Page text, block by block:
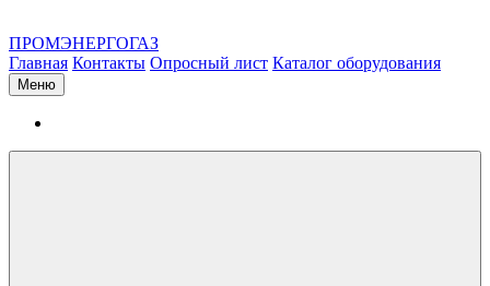
ПРОМЭНЕРГОГАЗ
Главная Контакты Опросный лист Каталог оборудования
Меню